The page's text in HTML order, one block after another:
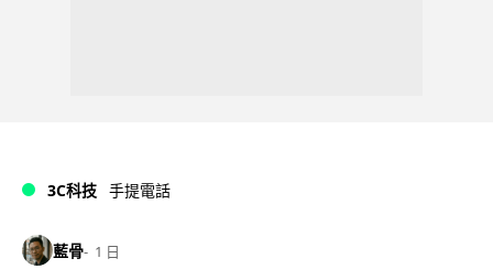
3C科技 手提電話
藍骨 1 日